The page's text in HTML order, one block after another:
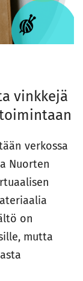
vinkkejä
verkossa
Nuorten
on
mutta